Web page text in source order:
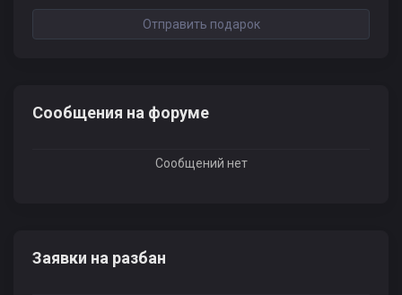
Отправить подарок
Сообщения на форуме
Сообщений нет
Заявки на разбан